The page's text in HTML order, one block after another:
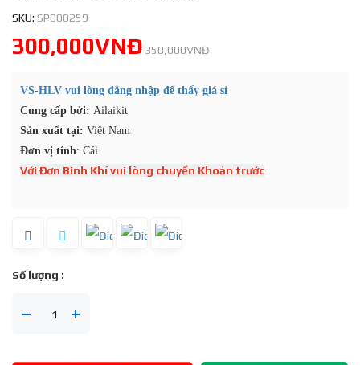
SKU: SP000259
300,000VNĐ350,000VNĐ
VS-HLV vui lòng đăng nhập để thấy giá sỉ
Cung cấp bởi: Ailaikit
Sản xuất tại: Việt Nam
Đơn vị tính: Cái
Với Đơn Binh Khí vui lòng chuyển Khoản trước
Số lượng :